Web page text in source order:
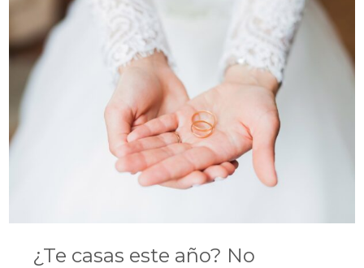
¿Te casas este año? No